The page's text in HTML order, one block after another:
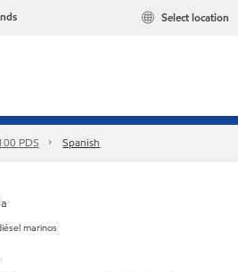
Select location
PDS Spanish
marinos